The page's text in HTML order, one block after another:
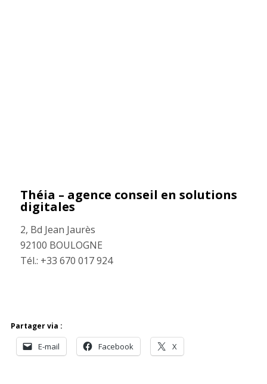
Théia – agence conseil en solutions
digitales
2, Bd Jean Jaurès
92100 BOULOGNE
Tél.: +33 670 017 924
Partager via :
E-mail Facebook X